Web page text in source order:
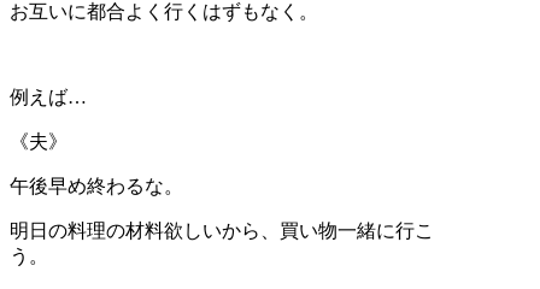
お互いに都合よく行くはずもなく。
例えば…
《夫》
午後早め終わるな。
明日の料理の材料欲しいから、買い物一緒に行こ
う。